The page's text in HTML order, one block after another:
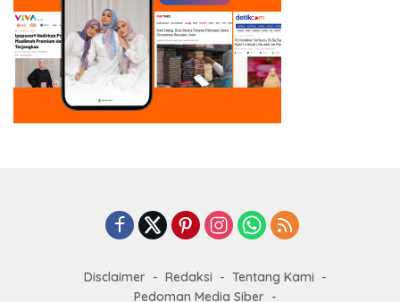
Disclaimer Redaksi
Tentang Kami
Pedoman Media Siber